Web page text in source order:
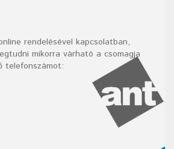
rendelésével kapcsolatban,
mikorra várható a csomagja
telefonszámot: